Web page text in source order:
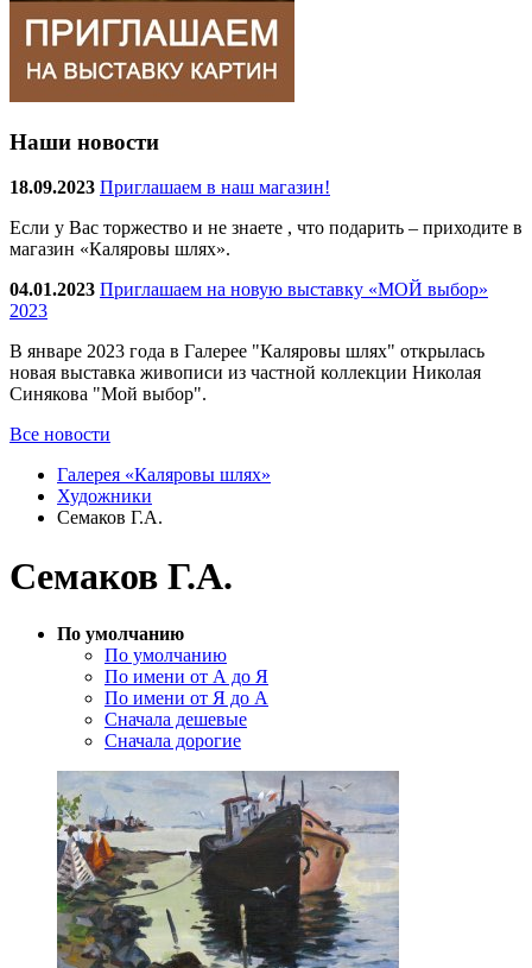
Наши новости
18.09.2023 Приглашаем в наш магазин!
Если у Вас торжество и не знаете , что подарить – приходите в
магазин «Каляровы шлях».
04.01.2023 Приглашаем на новую выставку «МОЙ выбор»
2023
В январе 2023 года в Галерее "Каляровы шлях" открылась
новая выставка живописи из частной коллекции Николая
Синякова "Мой выбор".
Все новости
Галерея «Каляровы шлях»
Художники
Семаков Г.А.
Семаков Г.А.
По умолчанию
По умолчанию
По имени от А до Я
По имени от Я до А
Сначала дешевые
Сначала дорогие